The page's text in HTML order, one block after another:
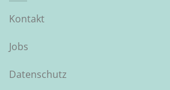
Kontakt
Jobs
Datenschutz